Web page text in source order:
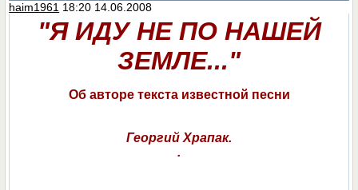
haim1961 18:20 14.06.2008
"Я ИДУ НЕ ПО НАШЕЙ
ЗЕМЛЕ..."
Об авторе текста известной песни
Георгий Храпак.
.